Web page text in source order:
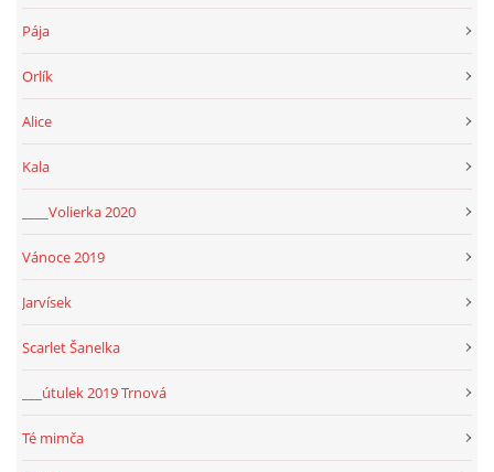
Pája
Orlík
Alice
Kala
____Volierka 2020
Vánoce 2019
Jarvísek
Scarlet Šanelka
___útulek 2019 Trnová
Té mimča